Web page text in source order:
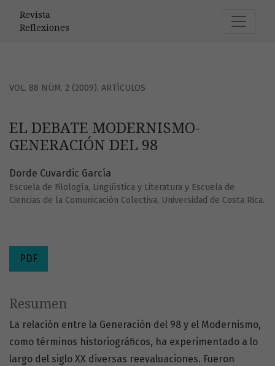
Revista
Reflexiones
VOL. 88 NÚM. 2 (2009), ARTÍCULOS
EL DEBATE MODERNISMO-
GENERACIÓN DEL 98
Dorde Cuvardic García
Escuela de Filología, Lingüística y Literatura y Escuela de
Ciencias de la Comunicación Colectiva, Universidad de Costa Rica.
PDF
Resumen
La relación entre la Generación del 98 y el Modernismo,
como términos historiográficos, ha experimentado a lo
largo del siglo XX diversas reevaluaciones. Fueron